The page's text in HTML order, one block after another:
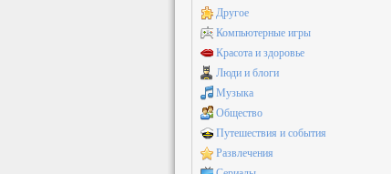
Другое
Компьютерные игры
Красота и здоровье
Люди и блоги
Музыка
Общество
Путешествия и события
Развлечения